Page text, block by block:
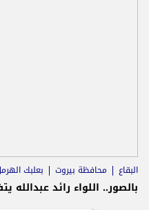
البقاع محافظة بيروت بعلبك
بالصور.. اللواء رائد عبدالله